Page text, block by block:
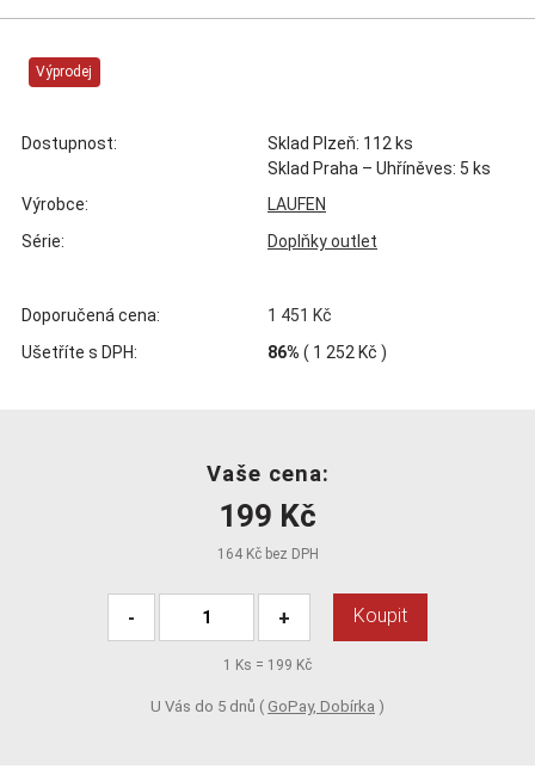
Výprodej
Dostupnost:
Sklad Plzeň: 112 ks
Sklad Praha – Uhříněves: 5 ks
Výrobce:
LAUFEN
Série:
Doplňky outlet
Doporučená cena:
1 451 Kč
Ušetříte s DPH:
86% ( 1 252 Kč )
Vaše cena:
199 Kč
164 Kč bez DPH
- + Koupit
1 Ks = 199 Kč
U Vás do 5 dnů ( GoPay, Dobírka )